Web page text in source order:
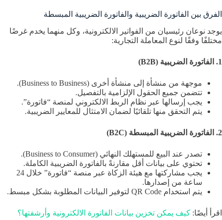
الفرق بين الفاتورة الضريبية والفاتورة الضريبية المبسطة
يوجد نوعان رئيسيان من الفواتير الالكترونية، وكل منهما يخدم غرضًا
مختلفًا وفقًا لنوع المعاملة التجارية:
1. الفاتورة الضريبية (B2B)
موجهة من منشأة إلى منشأة أخرى (Business to Business).
تتضمن جميع الحقول الإلزامية بالتفصيل.
يجب إرسالها عبر نظام الربط الالكتروني لمنصة “فاتورة”.
يتم التحقق منها تلقائيًا لضمان الامتثال للمعايير الضريبية.
2. الفاتورة الضريبية المبسطة (B2C)
تصدر عند البيع للمستهلك النهائي (Business to Consumer).
تحتوي على بيانات أقل مقارنةً بالفاتورة الضريبية الكاملة.
يجب مشاركتها مع هيئة الزكاة عبر منصة “فاتورة” خلال 24
ساعة من إصدارها.
يتم استخدام QR Code لتوفير البيانات المطلوبة بشكل مبسط.
اقرأ أيضًا: كيف يمكن تخزين بيانات الفاتورة الالكترونية وأرشفتها؟